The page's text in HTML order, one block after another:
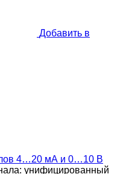
Добавить в
4…20 мА и 0…10 В
унифицированный